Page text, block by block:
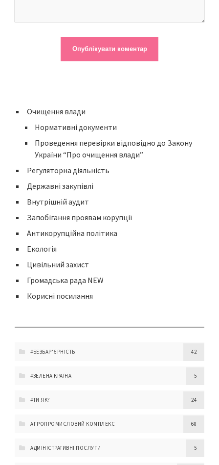
Очищення влади
Нормативні документи
Проведення перевірки відповідно до Закону
України “Про очищення влади”
Регуляторна діяльність
Державні закупівлі
Внутрішній аудит
Запобігання проявам корупції
Антикорупційна політика
Екологія
Цивільний захист
Громадська рада NEW
Корисні посилання
#БЕЗБАР'ЄРНІСТЬ 42
#ЗЕЛЕНА КРАЇНА 5
#ТИ ЯК? 24
АГРОПРОМИСЛОВИЙ КОМПЛЕКС 68
АДМІНІСТРАТИВНІ ПОСЛУГИ 5